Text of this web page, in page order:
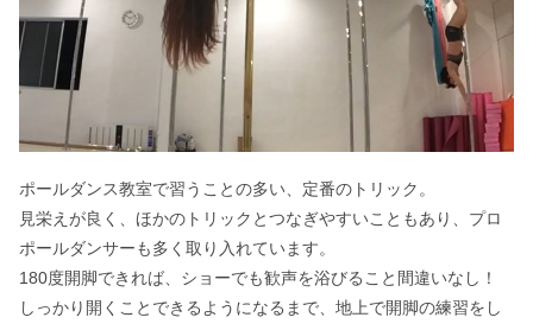
ポールダンス教室で習うことの多い、定番のトリック。
見栄えが良く、ほかのトリックとつなぎやすいこともあり、プロ
ポールダンサーも多く取り入れています。
180度開脚できれば、ショーでも歓声を浴びること間違いなし！
しっかり開くことできるようになるまで、地上で開脚の練習をし